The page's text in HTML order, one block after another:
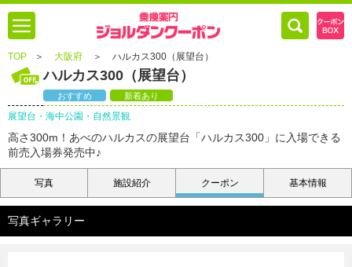
TOP ＞ 大阪府 ＞ ハルカス300（展望台）
ハルカス300（展望台）
おすすめ 新着あり
展望台・海中公園・自然景観
高さ300m！あべのハルカスの展望台「ハルカス300」に入場できる
前売入場券発売中♪
写真 施設紹介 クーポン 基本情報
写真ギャラリー